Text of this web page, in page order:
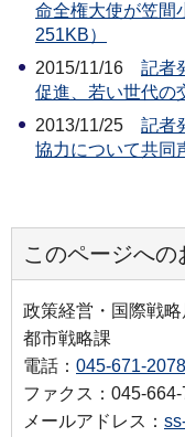
命全権大使が笠間
251KB）
2015/11/16 記者
促進、若い世代の
2013/11/25 記者
協力について共同
このページへの
政策経営・国際戦
都市戦略課
電話： 045-671-2078
ファクス：045-
メールアドレス：